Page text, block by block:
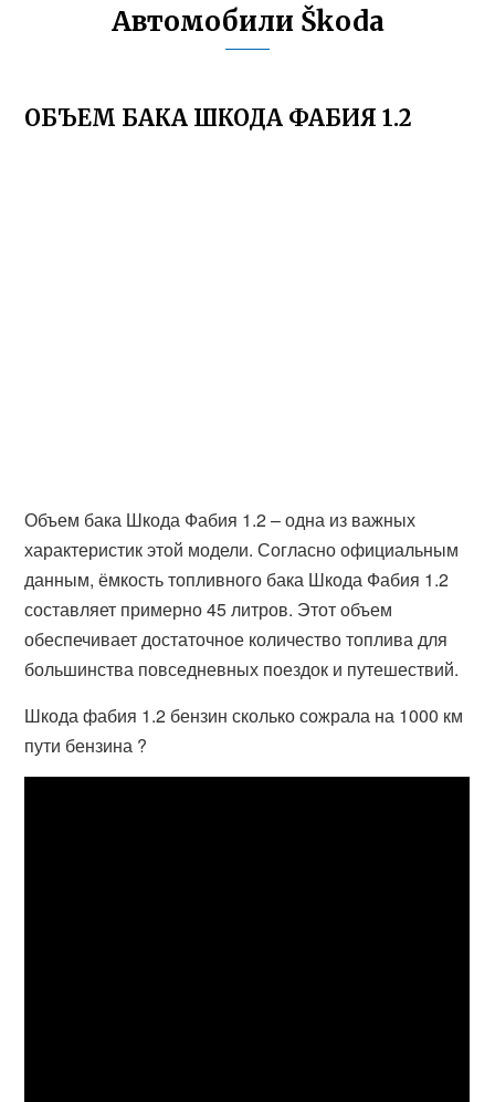
Автомобили Škoda
ОБЪЕМ БАКА ШКОДА ФАБИЯ 1.2
Объем бака Шкода Фабия 1.2 – одна из важных
характеристик этой модели. Согласно официальным
данным, ёмкость топливного бака Шкода Фабия 1.2
составляет примерно 45 литров. Этот объем
обеспечивает достаточное количество топлива для
большинства повседневных поездок и путешествий.
Шкода фабия 1.2 бензин сколько сожрала на 1000 км
пути бензина ?